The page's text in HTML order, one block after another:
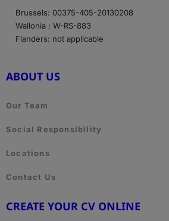
Brussels: 00375-405-20130208
Wallonia : W-RS-883
Flanders: not applicable
ABOUT US
Our Team
Social Responsibility
Locations
Contact Us
CREATE YOUR CV ONLINE